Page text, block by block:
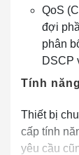
QoS
đợi
phân
DSCP
Tính
Thiết bị
cấp tính
yêu cầu